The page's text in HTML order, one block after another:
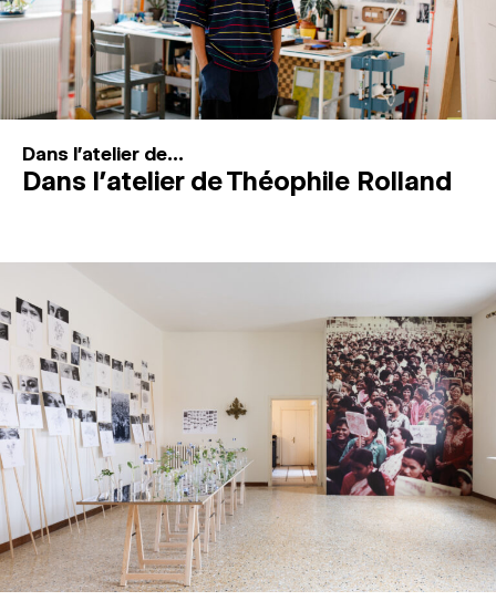
Recherche
Connexion
Dans l'atelier de...
Dans l’atelier de Théophile Rolland